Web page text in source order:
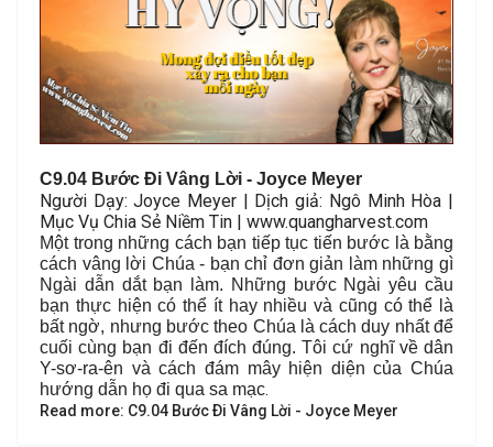
C9.04 Bước Ði Vâng Lời - Joyce Meyer
Người Dạy: Joyce Meyer | Dịch giả: Ngô Minh Hòa |
Mục Vụ Chia Sẻ Niềm Tin | www.quangharvest.com
Một trong những cách bạn tiếp tục tiến bước là bằng
cách vâng lời Chúa - bạn chỉ đơn giản làm những gì
Ngài dẫn dắt bạn làm. Những bước Ngài yêu cầu
bạn thực hiện có thể ít hay nhiều và cũng có thể là
bất ngờ, nhưng bước theo Chúa là cách duy nhất để
cuối cùng bạn đi đến đích đúng. Tôi cứ nghĩ về dân
Y-sơ-ra-ên và cách đám mây hiện diện của Chúa
hướng dẫn họ đi qua sa mạc.
Read more: C9.04 Bước Ði Vâng Lời - Joyce Meyer